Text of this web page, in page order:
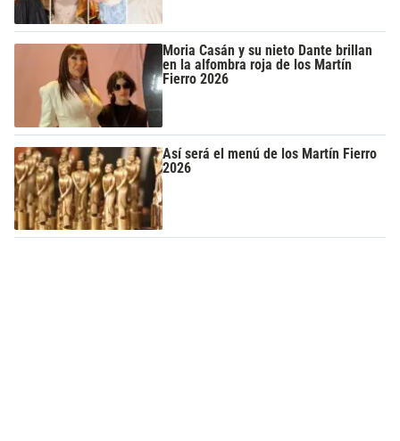
Moria Casán y su nieto Dante brillan
en la alfombra roja de los Martín
Fierro 2026
Así será el menú de los Martín Fierro
2026